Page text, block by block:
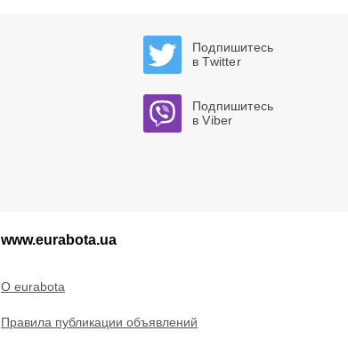
Подпишитесь
в Twitter
Подпишитесь
в Viber
www.eurabota.ua
O eurabota
Правила публикации объявлений